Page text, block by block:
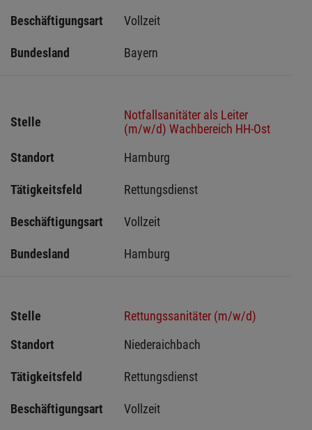
Beschäftigungsart Vollzeit
Bundesland Bayern
Stelle
Notfallsanitäter als Leiter
(m/w/d) Wachbereich HH-Ost
Standort
Hamburg
Tätigkeitsfeld Rettungsdienst
Beschäftigungsart Vollzeit
Bundesland Hamburg
Stelle
Rettungssanitäter (m/w/d)
Standort
Niederaichbach
Tätigkeitsfeld Rettungsdienst
Beschäftigungsart Vollzeit